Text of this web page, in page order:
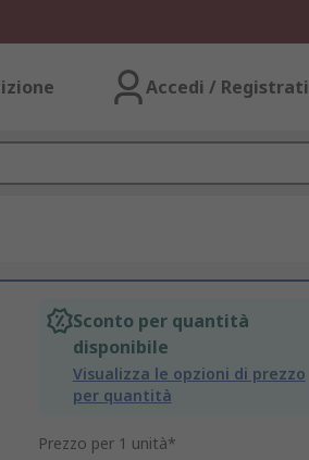
Accedi / Registrati
Sconto per quantità
disponibile
Visualizza le opzioni di prezzo
per quantità
Prezzo per 1 unità*